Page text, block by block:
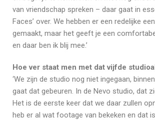
van vriendschap spreken – daar gaat in
Faces’ over. We hebben er een redelijke
gemaakt, maar het geeft je een
en daar ben ik blij mee.’
Hoe ver staat men met dat vijfde
‘We zijn de studio nog niet ingegaan,
gaat dat gebeuren. In de Nevo studio, dat
Het is de eerste keer dat we daar zullen
heb er al wat footage van bekeken en dat